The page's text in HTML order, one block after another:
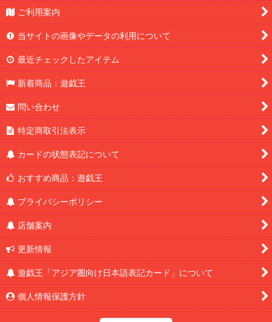
ご利用案内
当サイトの画像やデータの利用について
最近チェックしたアイテム
新着商品：遊戯王
問い合わせ
特定商取引法表示
カードの状態表記について
おすすめ商品：遊戯王
プライバシーポリシー
店舗案内
更新情報
遊戯王「アジア圏向け日本語表記カード」について
個人情報保護方針